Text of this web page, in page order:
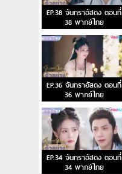
EP.38 จันทราอัสดง ตอนที่
38 พากย์ไทย
EP.36 จันทราอัสดง ตอนที่
36 พากย์ไทย
EP.34 จันทราอัสดง ตอนที่
34 พากย์ไทย